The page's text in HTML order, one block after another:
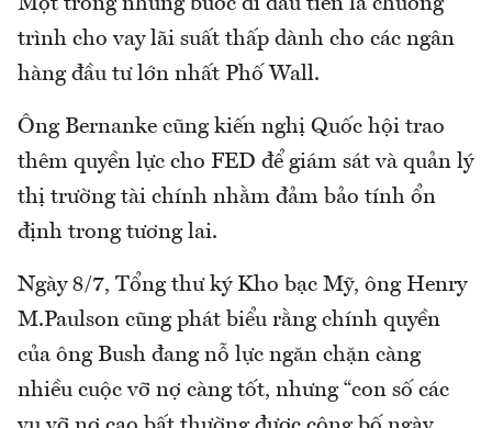
Một trong những bước đi đầu tiên là chương
trình cho vay lãi suất thấp dành cho các ngân
hàng đầu tư lớn nhất Phố Wall.
Ông Bernanke cũng kiến nghị Quốc hội trao
thêm quyền lực cho FED để giám sát và quản lý
thị trường tài chính nhằm đảm bảo tính ổn
định trong tương lai.
Ngày 8/7, Tổng thư ký Kho bạc Mỹ, ông Henry
M.Paulson cũng phát biểu rằng chính quyền
của ông Bush đang nỗ lực ngăn chặn càng
nhiều cuộc vỡ nợ càng tốt, nhưng “con số các